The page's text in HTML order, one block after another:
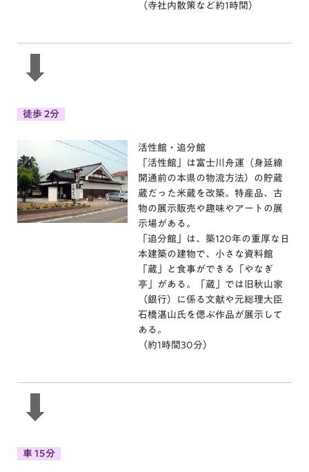
（寺社内散策など約1時間）
徒歩 2分
活性館・追分館
「活性館」は富士川舟運（身延線
開通前の本県の物流方法）の貯蔵
蔵だった米蔵を改築。特産品、古
物の展示販売や趣味やアートの展
示場がある。
「追分館」は、築120年の重厚な日
本建築の建物で、小さな資料館
「蔵」と食事ができる「やなぎ
亭」がある。「蔵」では旧秋山家
（銀行）に係る文献や元総理大臣
石橋湛山氏を偲ぶ作品が展示して
ある。
（約1時間30分）
車 15分